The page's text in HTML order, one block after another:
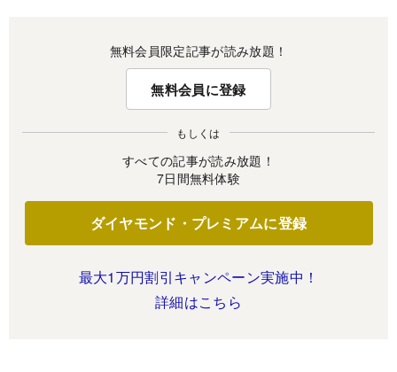
無料会員限定記事が読み放題！
無料会員に登録
もしくは
すべての記事が読み放題！
7日間無料体験
ダイヤモンド・プレミアムに登録
最大1万円割引キャンペーン実施中！
詳細はこちら